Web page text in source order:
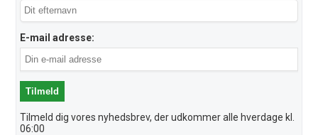
E-mail adresse:
Tilmeld dig vores nyhedsbrev, der udkommer alle hverdage kl.
06:00